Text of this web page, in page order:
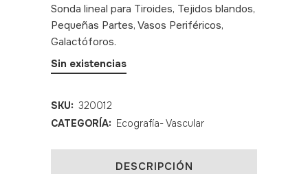
Sonda lineal para Tiroides, Tejidos blandos,
Pequeñas Partes, Vasos Periféricos,
Galactóforos.
Sin existencias
SKU: 320012
CATEGORÍA: Ecografía- Vascular
DESCRIPCIÓN